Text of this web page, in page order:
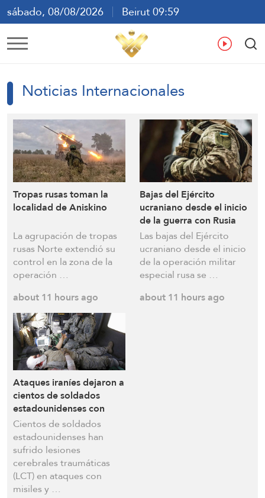
sábado, 08/08/2026
Beirut 09:59
ع En
Noticias Internacionales
Tropas rusas toman la
localidad de Aniskino
La agrupación de tropas
rusas Norte extendió su
control en la zona de la
operación …
about 11 hours ago
Bajas del Ejército
ucraniano desde el inicio
de la guerra con Rusia
ascienden a 2,5 millones:
Rusia
Las bajas del Ejército
ucraniano desde el inicio
de la operación militar
especial rusa se …
about 11 hours ago
Ataques iraníes dejaron a
cientos de soldados
estadounidenses con
lesiones cerebrales
permanentes
Cientos de soldados
estadounidenses han
sufrido lesiones
cerebrales traumáticas
(LCT) en ataques con
misiles y …